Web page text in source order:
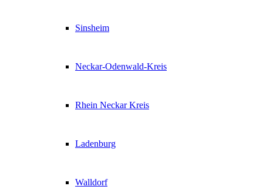
Sinsheim
Neckar-Odenwald-Kreis
Rhein Neckar Kreis
Ladenburg
Walldorf